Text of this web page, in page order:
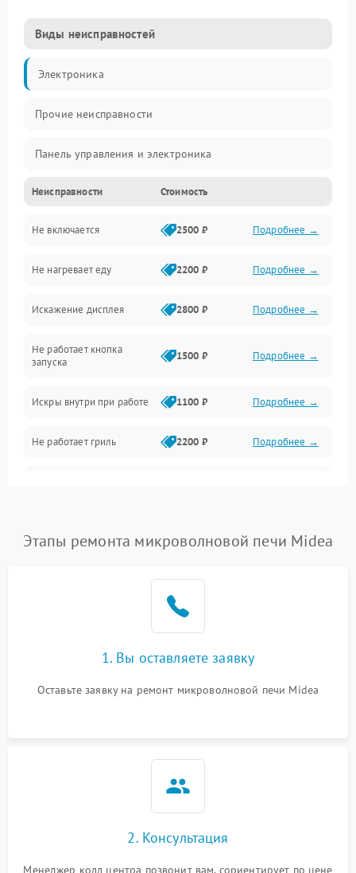
Виды неисправностей
Электроника
Прочие неисправности
Панель управления и электроника
Дверца и корпус
Механика и внутренние элементы
Механические повреждения
Питание и запуск
Нагрев и приготовление
Программное обеспечение
Неисправности Стоимость
Не включается 2500 ₽ Подробнее →
Не нагревает еду 2200 ₽ Подробнее →
Искажение дисплея 2800 ₽ Подробнее →
Не работает кнопка
запуска
1500 ₽ Подробнее →
Искры внутри при работе 1100 ₽ Подробнее →
Не работает гриль 2200 ₽ Подробнее →
Подробнее →
2200 ₽
Не работают сенсорные
1000 ₽
Этапы ремонта микроволновой печи Midea
1. Вы оставляете заявку
Оставьте заявку на ремонт микроволновой печи Midea
2. Консультация
Менеджер колл центра позвонит вам, сориентирует по цене